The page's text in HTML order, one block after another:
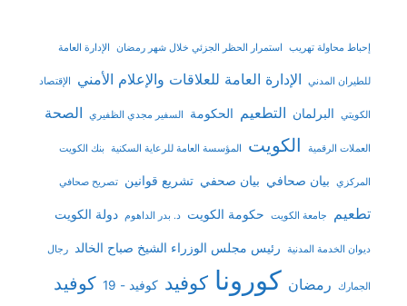
إحباط محاولة تهريب استمرار الحظر الجزئي خلال شهر رمضان الإدارة العامة
للطيران المدني الإدارة العامة للعلاقات والإعلام الأمني الإقتصاد
الكويتي البرلمان التطعيم الحكومة السفير مجدي الظفيري الصحة
العملات الرقمية الكويت المؤسسة العامة للرعاية السكنية بنك الكويت
المركزي بيان صحافي بيان صحفي تشريع قوانين تصريح صحافي
تطعيم جامعة الكويت حكومة الكويت د. بدر الداهوم دولة الكويت
ديوان الخدمة المدنية رئيس مجلس الوزراء الشيخ صباح الخالد رجال
الجمارك رمضان كورونا كوفيد كوفيد - 19
كوفيد